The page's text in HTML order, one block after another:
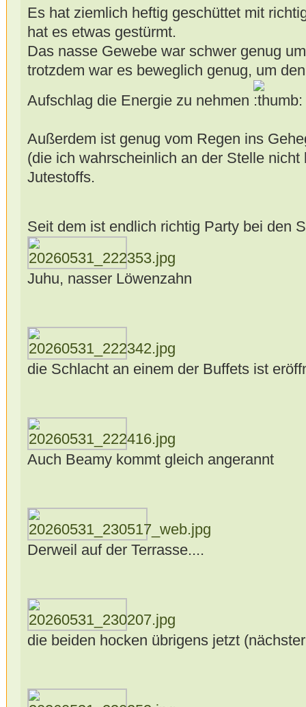
Es hat ziemlich heftig geschüttet mit
hat es etwas gestürmt.
Das nasse Gewebe war schwer genug
trotzdem war es beweglich genug, um
Aufschlag die Energie zu nehmen
Außerdem ist genug vom Regen ins
(die ich wahrscheinlich an der Stelle
Jutestoffs.
Seit dem ist endlich richtig Party bei den
Juhu, nasser Löwenzahn
die Schlacht an einem der Buffets ist
Auch Beamy kommt gleich angerannt
Derweil auf der Terrasse....
die beiden hocken übrigens jetzt